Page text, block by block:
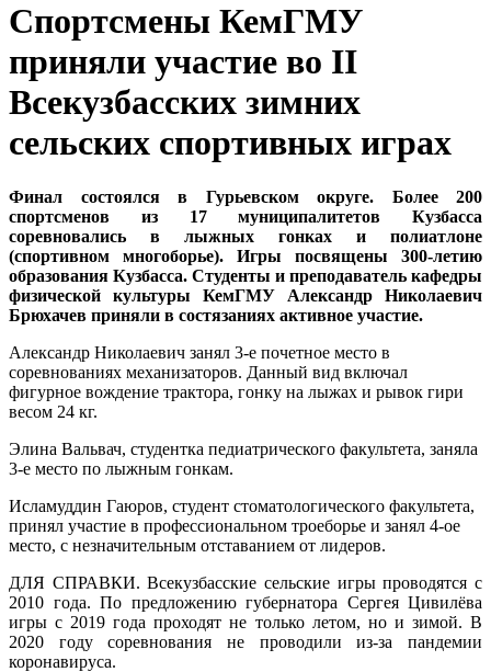
Спортсмены КемГМУ
приняли участие во II
Всекузбасских зимних
сельских спортивных играх
Финал состоялся в Гурьевском округе. Более 200
спортсменов из 17 муниципалитетов Кузбасса
соревновались в лыжных гонках и полиатлоне
(спортивном многоборье). Игры посвящены 300-летию
образования Кузбасса. Студенты и преподаватель кафедры
физической культуры КемГМУ Александр Николаевич
Брюхачев приняли в состязаниях активное участие.
Александр Николаевич занял 3-е почетное место в
соревнованиях механизаторов. Данный вид включал
фигурное вождение трактора, гонку на лыжах и рывок гири
весом 24 кг.
Элина Вальвач, студентка педиатрического факультета, заняла
3-е место по лыжным гонкам.
Исламуддин Гаюров, студент стоматологического факультета,
принял участие в профессиональном троеборье и занял 4-ое
место, с незначительным отставанием от лидеров.
ДЛЯ СПРАВКИ. Всекузбасские сельские игры проводятся с
2010 года. По предложению губернатора Сергея Цивилёва
игры с 2019 года проходят не только летом, но и зимой. В
2020 году соревнования не проводили из-за пандемии
коронавируса.